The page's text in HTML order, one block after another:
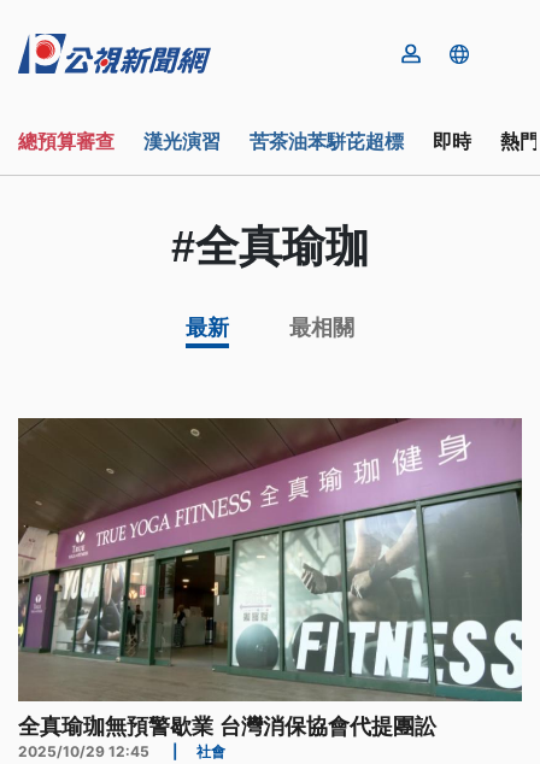
總預算審查 漢光演習 苦茶油苯駢芘超標 即時 熱
#全真瑜珈
最新 最相關
全真瑜珈無預警歇業 台灣消保協會代提團訟
2025/10/29 12:45 社會